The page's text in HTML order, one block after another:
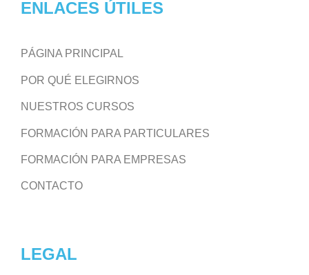
ENLACES ÚTILES
PÁGINA PRINCIPAL
POR QUÉ ELEGIRNOS
NUESTROS CURSOS
FORMACIÓN PARA PARTICULARES
FORMACIÓN PARA EMPRESAS
CONTACTO
LEGAL